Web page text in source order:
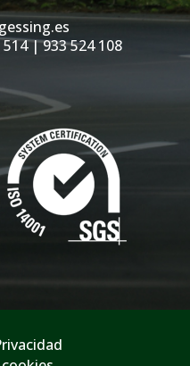
514| 933 524 108